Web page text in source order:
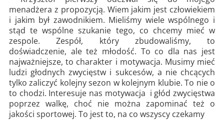
menadżera z propozycją. Wiem jakim jest człowiekiem
i jakim był zawodnikiem. Mieliśmy wiele wspólnego i
stąd te wspólne szukanie tego, co chcemy mieć w
zespole. Zespół, który zbudowaliśmy, to
doświadczenie, ale też młodość. To co dla nas jest
najważniejsze, to charakter i motywacja. Musimy mieć
ludzi głodnych zwycięstw i sukcesów, a nie chcących
tylko zaliczyć kolejny sezon w kolejnym klubie. To nie o
to chodzi. Interesuje nas motywacja i głód zwycięstwa
poprzez walkę, choć nie można zapominać też o
jakości sportowej. To jest to, na co wszyscy czekamy